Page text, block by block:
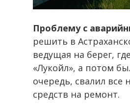
Проблему с
решить в
ведущая на берег,
«Лукойл», а потом
очередь, свалил все
средств на ремонт.